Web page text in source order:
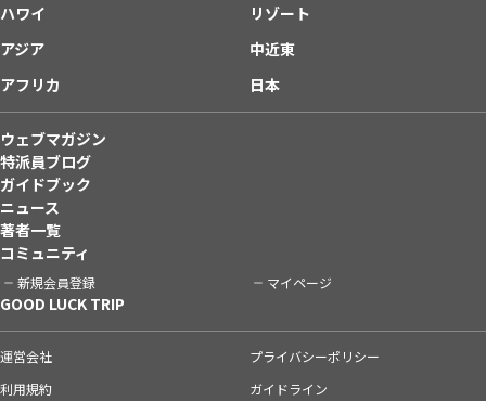
ハワイ
リゾート
アジア
中近東
アフリカ
日本
ウェブマガジン
特派員ブログ
ガイドブック
ニュース
著者一覧
コミュニティ
新規会員登録 マイページ
GOOD LUCK TRIP
運営会社
プライバシーポリシー
利用規約
ガイドライン